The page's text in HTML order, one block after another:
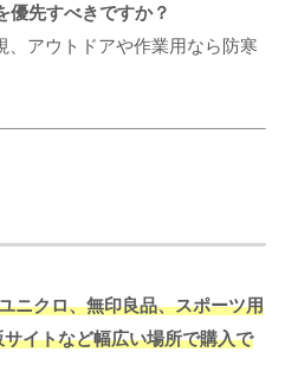
優先すべきですか？
アウトドアや作業用なら防寒
ニクロ、無印良品、スポーツ用
イトなど幅広い場所で購入で